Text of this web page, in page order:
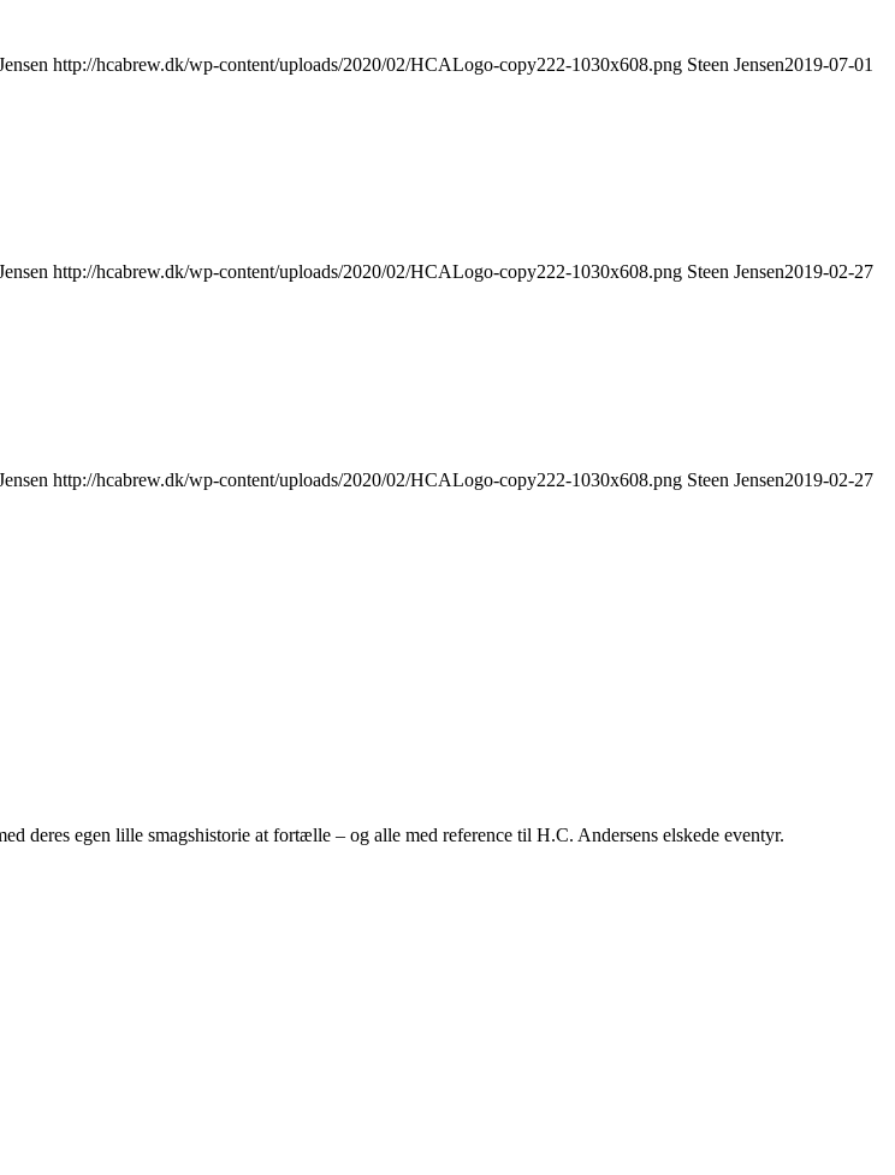
http://hcabrew.dk/wp-content/uploads/2020/02/HCALogo-copy222-1030x608.png Steen Jensen2019-07-01
http://hcabrew.dk/wp-content/uploads/2020/02/HCALogo-copy222-1030x608.png Steen Jensen2019-02-27
http://hcabrew.dk/wp-content/uploads/2020/02/HCALogo-copy222-1030x608.png Steen Jensen2019-02-27
deres egen lille smagshistorie at fortælle – og alle med reference til H.C. Andersens elskede eventyr.